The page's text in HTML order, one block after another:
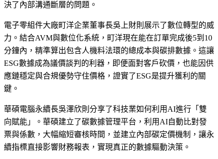
決了內部溝通斷層的問題。
電子零組件大廠町洋企業董事長吳上財則展示了數位轉型的威
力。結合AVM與數位化系統，町洋現在能在訂單完成後5到10
分鐘內，精準算出包含人機料法環的總成本與碳排數據。這讓
ESG數據成為議價談判的利器，即便面對客戶砍價，也能因供
應鏈穩定與合規優勢守住價格，證實了ESG是提升獲利的關
鍵。
華碩電腦永續長吳澤欣則分享了科技業如何利用AI進行「雙
向賦能」。華碩建立了碳數據管理平台，利用AI自動比對發
票與係數，大幅縮短審核時間，並建立內部碳定價機制，讓永
續指標直接影響財務報表，實現真正的數據驅動決策。